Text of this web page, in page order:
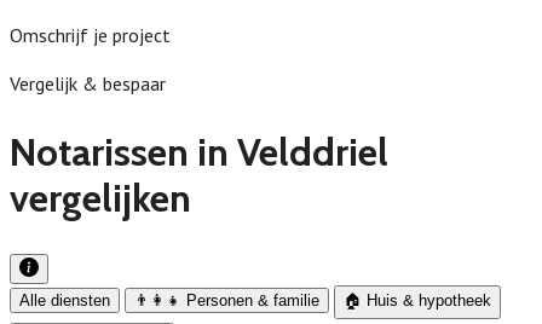
Omschrijf je project
Vergelijk & bespaar
Notarissen in Velddriel
vergelijken
Alle diensten 👨‍👩‍👧 Personen & familie
🏠 Huis & hypotheek